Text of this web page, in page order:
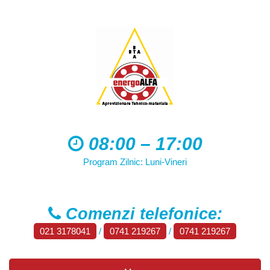
08:00 – 17:00
Program Zilnic: Luni-Vineri
Comenzi telefonice:
021 3178041 / 0741 219267 / 0741 219267